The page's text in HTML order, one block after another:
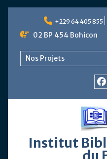
content
+229 64 405 855
02 BP 454 Bohicon
Nos Projets
Institut